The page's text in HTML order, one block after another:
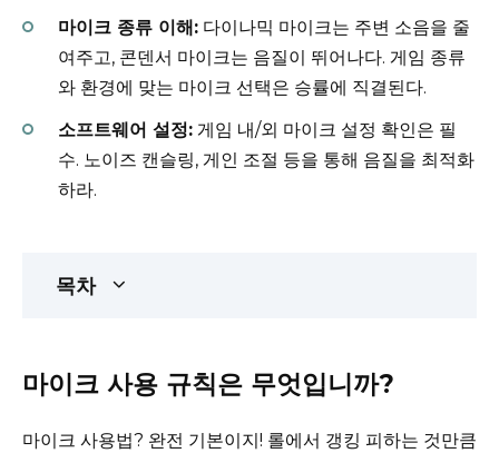
마이크 종류 이해: 다이나믹 마이크는 주변 소음을 줄
여주고, 콘덴서 마이크는 음질이 뛰어나다. 게임 종류
와 환경에 맞는 마이크 선택은 승률에 직결된다.
소프트웨어 설정: 게임 내/외 마이크 설정 확인은 필
수. 노이즈 캔슬링, 게인 조절 등을 통해 음질을 최적화
하라.
목차
마이크 사용 규칙은 무엇입니까?
마이크 사용법? 완전 기본이지! 롤에서 갱킹 피하는 것만큼